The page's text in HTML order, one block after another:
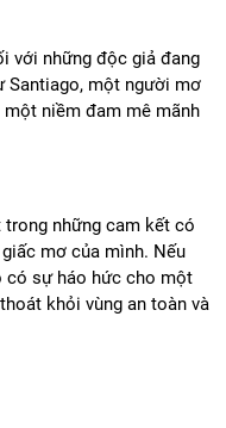
với những độc giả đang
Santiago, một người mơ
niềm đam mê mãnh
những cam kết có
mơ của mình. Nếu
có sự háo hức cho một
khỏi vùng an toàn và